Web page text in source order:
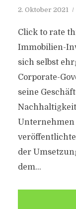
2. Oktober 2021
Click to rate
Immobilien-
sich selbst
Corporate-
seine
der
dem...